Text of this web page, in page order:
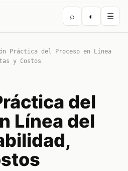
⌕ ◐ ☰
Práctica del Proceso en Línea
y Costos
del
Línea del